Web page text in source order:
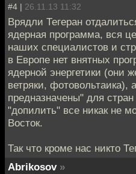
#4 | 26.11.13 11:32
Врядли Тегеран
ядерная программа, вся
наших специалистов и
в Европе нет внятных
ядерной энергетики (они
ветряки, фотовольтаика),
предназначены" для
"допилить" все никак не
Восток.
Так что кроме нас никто
Abrikosov »